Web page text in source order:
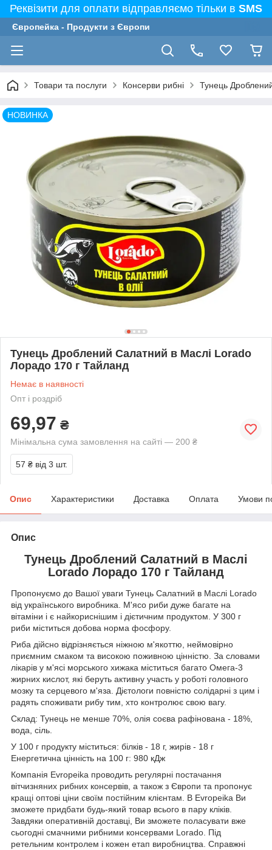
Реквізити для оплати відправляємо тільки в SMS
Європейка - Продукти з Європи
Товари та послуги Консерви рибні Тунець
НОВИНКА
Тунець Дроблений Салатний в Маслі Lorado
Лорадо 170 г Тайланд
Немає в наявності
Опт і роздріб
69,97 ₴
Мінімальна сума замовлення на сайті — 200 ₴
57 ₴ від 3 шт.
Опис Характеристики Доставка Оплата Умови
Опис
Тунець Дроблений Салатний в Маслі
Lorado Лорадо 170 г Тайланд
Пропонуємо до Вашої уваги Тунець Салатний в Маслі Lorado
від українського виробника. М'ясо риби дуже багате на
вітаміни і є найкориснішим і дієтичним продуктом. У 300 г
риби міститься добова норма фосфору.
Риба дійсно відрізняється ніжною м'якоттю, неймовірно
приємним смаком та високою поживною цінністю. За словами
лікарів у м'ясі морського хижака міститься багато Омега-3
жирних кислот, які беруть активну участь у роботі головного
мозку та серцевого м'яза. Дієтологи повністю солідарні з цим і
радять споживати рибу тим, хто контролює свою вагу.
Склад: Тунець не менше 70%, олія соєва рафінована - 18%,
вода, сіль.
У 100 г продукту міститься: білків - 18 г, жирів - 18 г
Енергетична цінність на 100 г: 980 кДж
Компанія Evropeika проводить регулярні постачання
вітчизняних рибних консервів, а також з Європи та пропонує
кращі оптові ціни своїм постійним клієнтам. В Evropeika Ви
зможете придбати будь-який товар всього в пару кліків.
Завдяки оперативній доставці, Ви зможете поласувати вже
сьогодні смачними рибними консервами Lorado. Під
ретельним контролем і кожен етап виробництва. Справжні